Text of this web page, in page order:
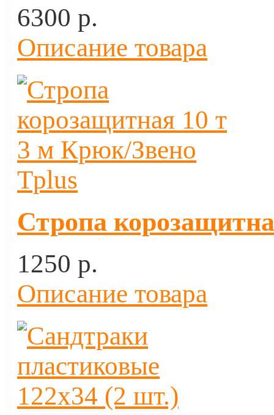
6300 p.
Описание товара
Стропа
1250 p.
Описание товара